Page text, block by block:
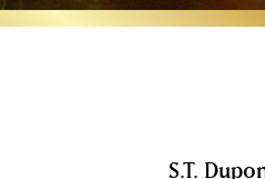
S.T.